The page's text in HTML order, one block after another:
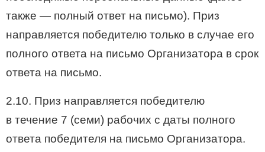
также — полный ответ на письмо). Приз
направляется победителю только в случае его
полного ответа на письмо Организатора в срок
ответа на письмо.
2.10. Приз направляется победителю
в течение 7 (семи) рабочих с даты полного
ответа победителя на письмо Организатора.